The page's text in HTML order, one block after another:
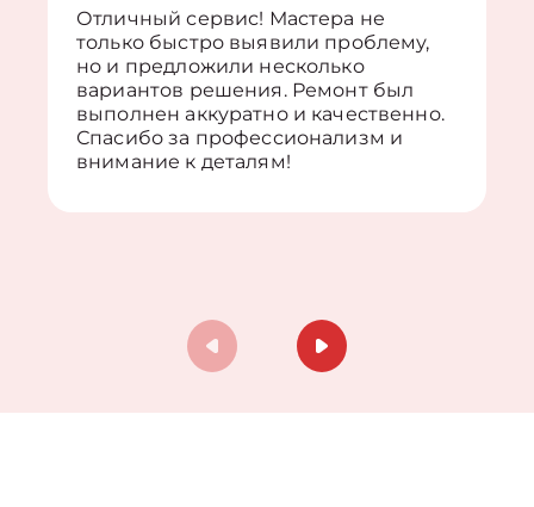
Отличный сервис! Мастера не
только быстро выявили проблему,
но и предложили несколько
вариантов решения. Ремонт был
выполнен аккуратно и качественно.
Спасибо за профессионализм и
внимание к деталям!